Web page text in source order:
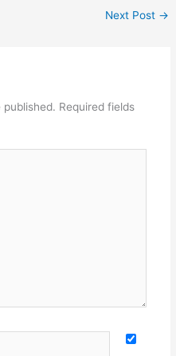
Next Post →
published. Required fields